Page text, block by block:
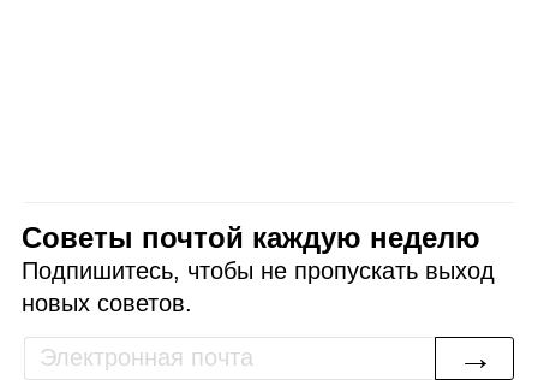
Советы почтой каждую неделю
Подпишитесь, чтобы не пропускать выход
новых советов.
→